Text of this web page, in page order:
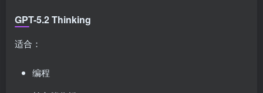
GPT-5.2 Thinking
适合：
编程